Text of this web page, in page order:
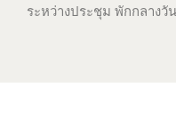
ระหว่างประชุม พักกลางวั